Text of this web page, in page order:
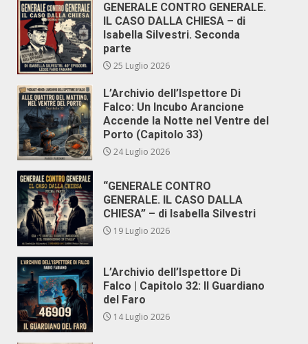
GENERALE CONTRO GENERALE.
IL CASO DALLA CHIESA – di
Isabella Silvestri. Seconda
parte
25 Luglio 2026
L’Archivio dell’Ispettore Di
Falco: Un Incubo Arancione
Accende la Notte nel Ventre del
Porto (Capitolo 33)
24 Luglio 2026
“GENERALE CONTRO
GENERALE. IL CASO DALLA
CHIESA” – di Isabella Silvestri
19 Luglio 2026
L’Archivio dell’Ispettore Di
Falco | Capitolo 32: Il Guardiano
del Faro
14 Luglio 2026